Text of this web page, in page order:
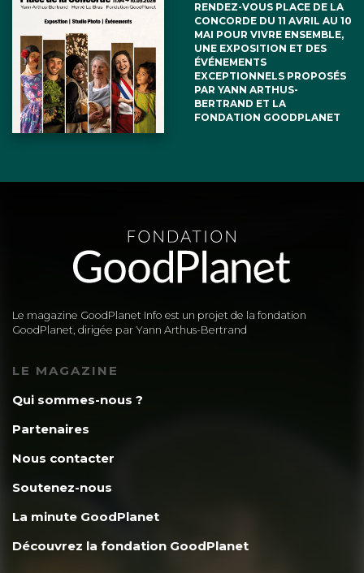
RENDEZ-VOUS PLACE DE LA
CONCORDE DU 11 AVRIL AU 10
MAI POUR VIVRE ENSEMBLE,
UNE EXPOSITION ET DES
ÉVÉNEMENTS
EXCEPTIONNELS PROPOSÉS
PAR YANN ARTHUS-
BERTRAND ET LA
FONDATION GOODPLANET
Le magazine GoodPlanet Info est un projet de la fondation
GoodPlanet, dirigée par Yann Arthus-Bertrand
LE MAGAZINE
Qui sommes-nous ?
Partenaires
Nous contacter
Soutenez-nous
La minute GoodPlanet
Découvrez la fondation GoodPlanet